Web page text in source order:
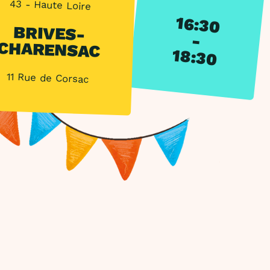
43 - Haute Loire
BRIVES-
11 Rue de Corsac
16:30
-
18:30